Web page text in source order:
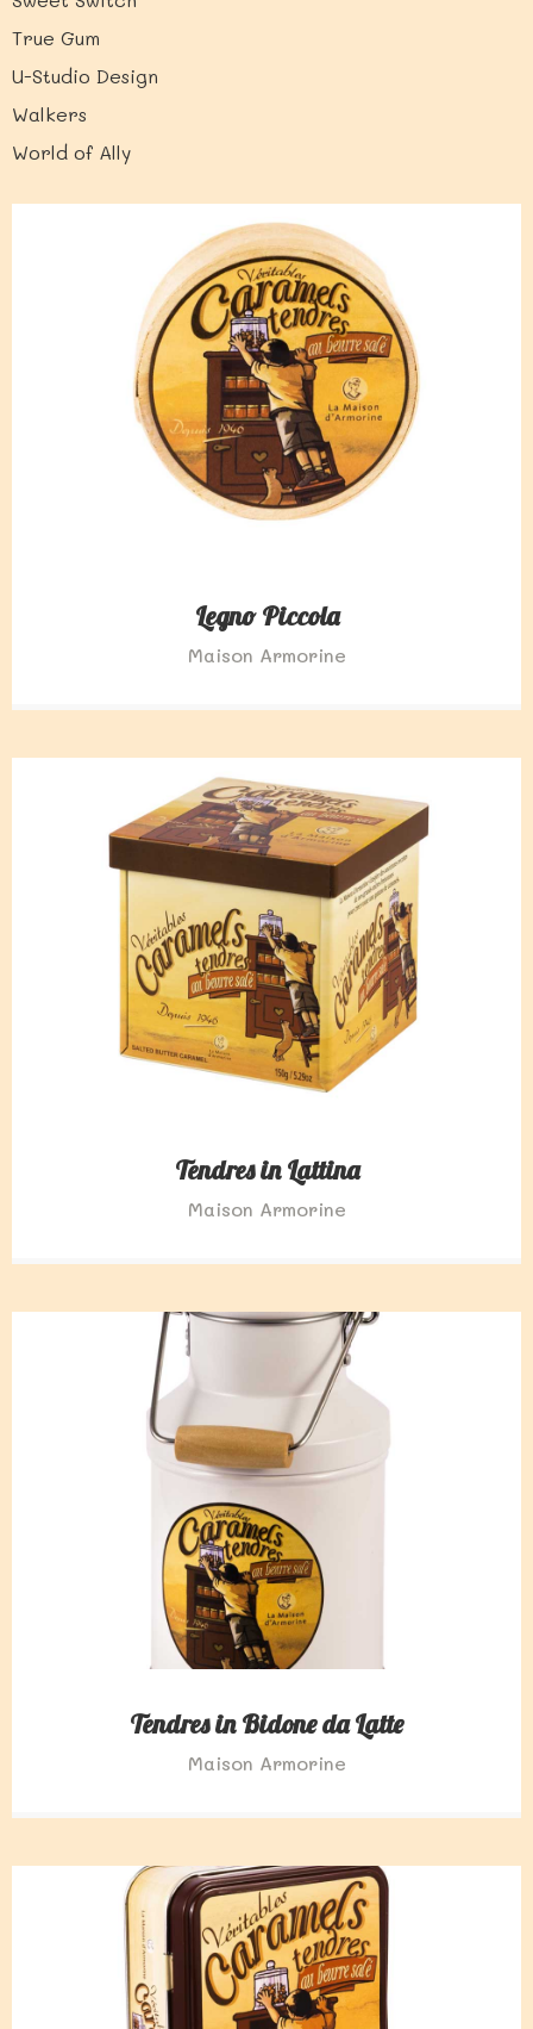
True Gum
U-Studio Design
Walkers
World of Ally
Legno Piccola
Maison Armorine
Tendres in Lattina
Maison Armorine
Tendres in Bidone da Latte
Maison Armorine